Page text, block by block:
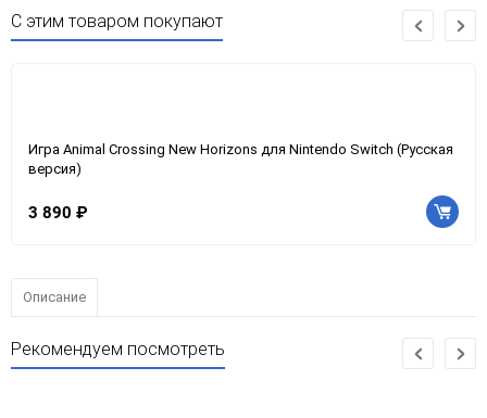
С этим товаром покупают
Игра Animal Crossing New Horizons для Nintendo Switch (Русская
версия)
3 890 ₽
Описание
Рекомендуем посмотреть